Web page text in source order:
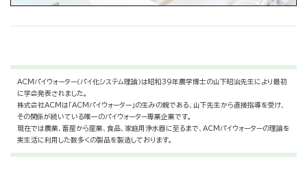
ACMパイウォーター（パイ化システム理論）は昭和39年農学博士の山下昭治先生により最初
に学会発表されました。
株式会社ACMは「ACMパイウォーター」の生みの親である、山下先生から直接指導を受け、
その関係が続いている唯一のパイウォーター専業企業です。
現在では農業、畜産から産業、食品、家庭用浄水器に至るまで、ACMパイウォーターの理論を
実生活に利用した数多くの製品を製造しております。